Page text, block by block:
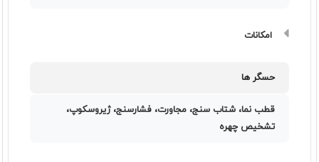
امکانات
حسگر ها
قطب نما، شتاب سنج، مجاورت، فشارسنج، ژیروسکوپ،
تشخیص چهره